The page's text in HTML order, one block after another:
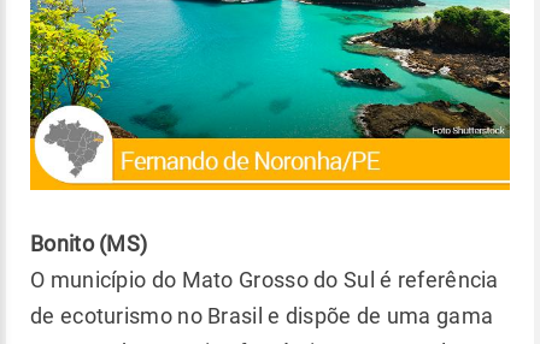
Bonito (MS)
O município do Mato Grosso do Sul é referência
de ecoturismo no Brasil e dispõe de uma gama